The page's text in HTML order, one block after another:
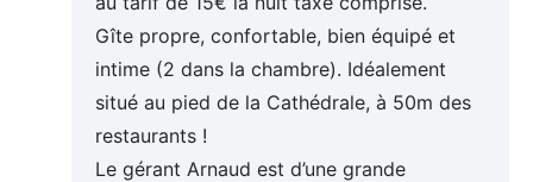
Gîte propre, confortable, bien équipé et
intime (2 dans la chambre). Idéalement
situé au pied de la Cathédrale, à 50m des
restaurants !
Le gérant Arnaud est d’une grande